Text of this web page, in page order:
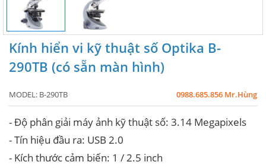
Kính hiển vi kỹ thuật số Optika B-
290TB (có sẵn màn hình)
MODEL: B-290TB 0988.685.856 Mr.Hùng
- Độ phân giải máy ảnh kỹ thuật số: 3.14 Megapixels
- Tín hiệu đầu ra: USB 2.0
- Kích thước cảm biến: 1 / 2.5 inch